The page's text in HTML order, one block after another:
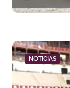
NOTICIAS